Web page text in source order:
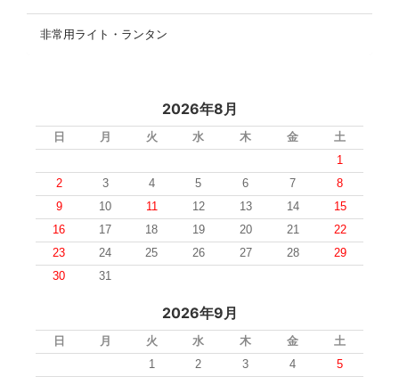
非常用ライト・ランタン
2026年8月
日 月 火 水 木 金
土
1
2
3 4 5 6 7
8
9
10 11 12 13 14
15
16
17 18 19 20 21
22
23
24 25 26 27 28
29
30
31
2026年9月
日 月 火 水 木 金
土
1
2 3 4
5